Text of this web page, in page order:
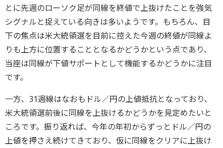
とに先週のローソク足が同線を終値で上抜けたことを強気
シグナルと捉えている向きは多いようです。もちろん、目
下の焦点は米大統領選を目前に控えた今週の終値が同線よ
りも上方に位置することとなるかどうかという点であり、
当座は同線が下値サポートとして機能するかどうかに注目
です。
一方、31週線はなおもドル／円の上値抵抗となっており、
米大統領選前後に同線を上抜けるかどうかを見定めたいと
ころです。振り返れば、今年の年初からずっとドル／円の
上値を押さえ続けてきており、仮に同線をクリアに上抜け